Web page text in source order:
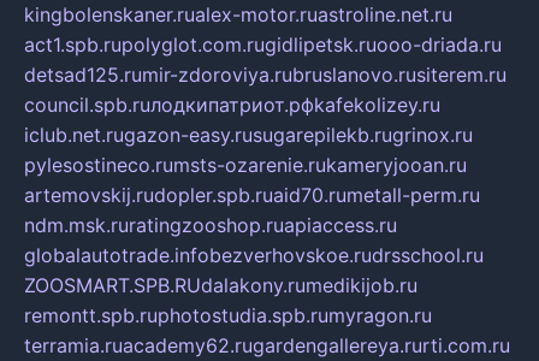
kingbolenskaner.rualex-motor.ruastroline.net.ru
act1.spb.rupolyglot.com.rugidlipetsk.ruooo-driada.ru
detsad125.rumir-zdoroviya.rubruslanovo.rusiterem.ru
council.spb.ruлодкипатриот.рфkafekolizey.ru
iclub.net.rugazon-easy.rusugarepilekb.rugrinox.ru
pylesostineco.rumsts-ozarenie.rukameryjooan.ru
artemovskij.rudopler.spb.ruaid70.rumetall-perm.ru
ndm.msk.ruratingzooshop.ruapiaccess.ru
globalautotrade.infobezverhovskoe.rudrsschool.ru
ZOOSMART.SPB.RUdalakony.rumedikijob.ru
remontt.spb.ruphotostudia.spb.rumyragon.ru
terramia.ruacademy62.rugardengallereya.rurti.com.ru